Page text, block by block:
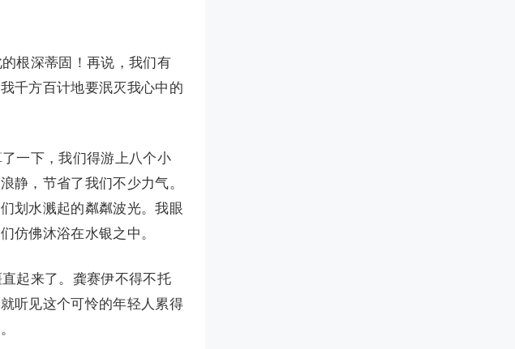
根深蒂固！再说，我们有
千方百计地要泯灭我心中的
一下，我们得游上八个小
静，节省了我们不少力气。
划水溅起的粼粼波光。我眼
仿佛沐浴在水银之中。
起来了。龚赛伊不得不托
听见这个可怜的年轻人累得